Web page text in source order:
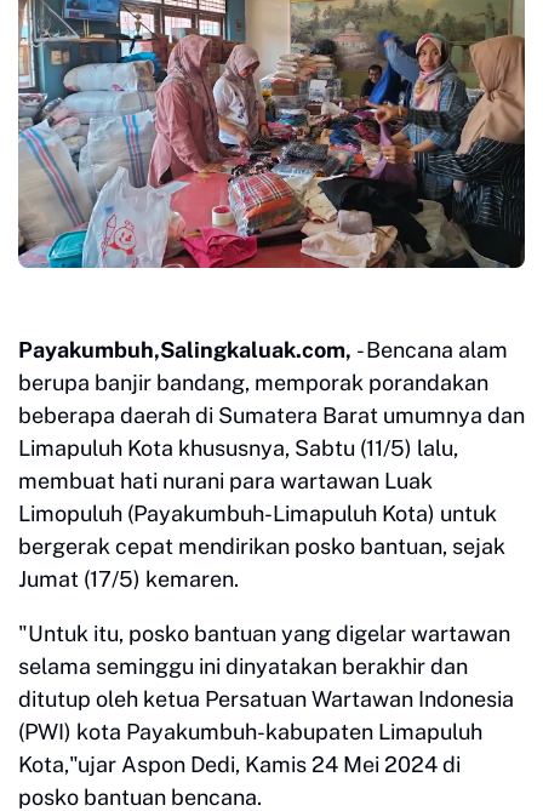
Payakumbuh,Salingkaluak.com, - Bencana alam
berupa banjir bandang, memporak porandakan
beberapa daerah di Sumatera Barat umumnya dan
Limapuluh Kota khususnya, Sabtu (11/5) lalu,
membuat hati nurani para wartawan Luak
Limopuluh (Payakumbuh-Limapuluh Kota) untuk
bergerak cepat mendirikan posko bantuan, sejak
Jumat (17/5) kemaren.
"Untuk itu, posko bantuan yang digelar wartawan
selama seminggu ini dinyatakan berakhir dan
ditutup oleh ketua Persatuan Wartawan Indonesia
(PWI) kota Payakumbuh-kabupaten Limapuluh
Kota,"ujar Aspon Dedi, Kamis 24 Mei 2024 di
posko bantuan bencana.